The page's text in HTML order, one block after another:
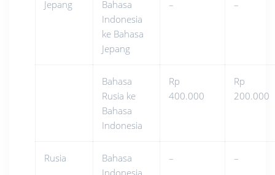
Jepang
Bahasa
Indonesia
ke Bahasa
Jepang
– –
Bahasa
Rusia ke
Bahasa
Indonesia
Rp
400.000
Rp
200.000
Rusia
Bahasa
Indonesia
– –